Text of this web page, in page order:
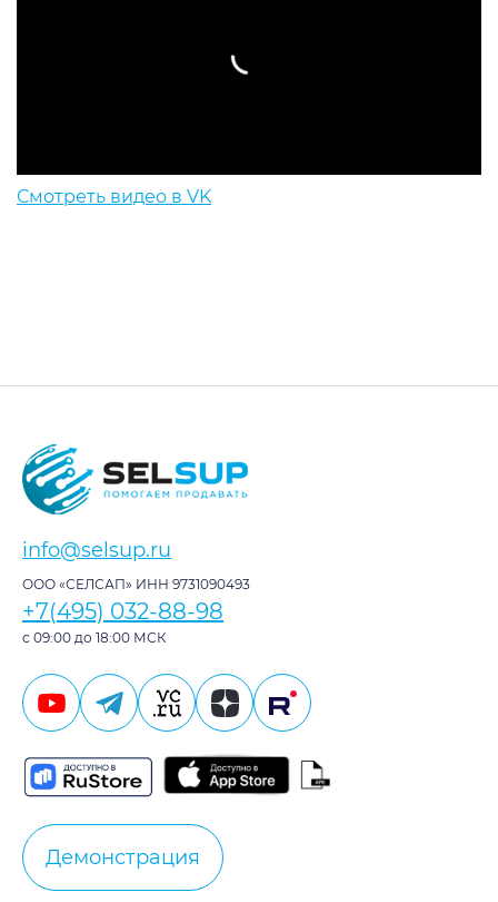
Смотреть видео в VK
info@selsup.ru
ООО «СЕЛСАП» ИНН 9731090493
+7(495) 032-88-98
с 09:00 до 18:00 МСК
Демонстрация